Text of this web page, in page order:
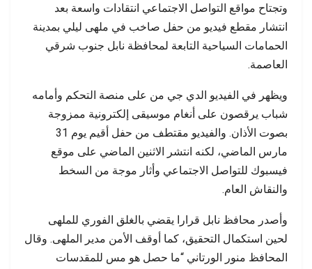
وتجتاح مواقع التواصل الاجتماعي انتقادات واسعة بعد
انتشار مقطع فيديو من حفل صاخب في ملهى ليلي بمدينة
الحمامات السياحية التابعة لمحافظة نابل جنوب شرقي
العاصمة.
ويظهر في الفيديو الدي جي من على منصة التحكم وأمامه
شباب يرقصون على أنغام موسيقى إلكترونية ممزوجة
بصوت الأذان. والفيديو مقتطف من حفل أقيم يوم 31
مارس الماضي، لكنه انتشر الاثنين الماضي على موقع
فيسبوك للتواصل الاجتماعي وأثار موجة من السخط
والنقاش العام.
وأصدر محافظ نابل قرارا يقضي بالغلق الفوري للملهى
لحين استكمال التحقيق، كما أوقف الأمن مدير الملهى. وقال
المحافظ منور الورتاني “ما حصل هو مس للمقدسات